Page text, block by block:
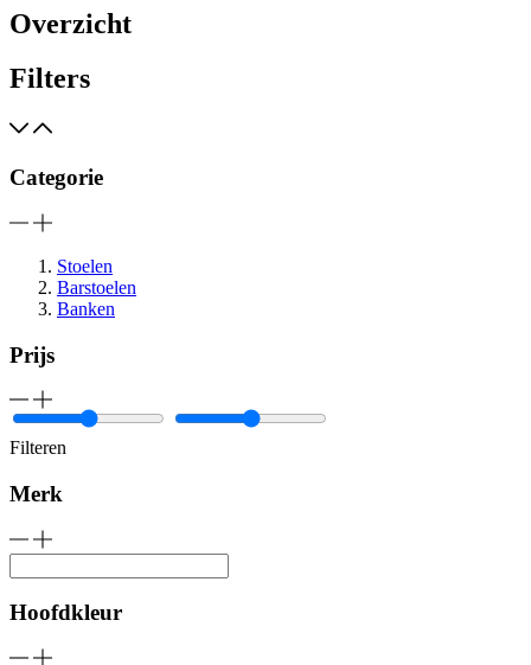
Overzicht
Filters
Categorie
Stoelen
Barstoelen
Banken
Prijs
Filteren
Merk
Hoofdkleur